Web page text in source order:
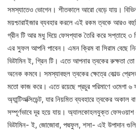
সমস্যাতেও ভোগেন। শীতকালে আরো বেড়ে যায়।
ময়শ্চারাইজার ব্যবহার করলে এই রকম ত্বকে আরও
গ্রীন টি আর মধু দিয়ে ফেসপ্যাক তৈরি করে সপ্তাহে ৩
এর সুফল আপনি পাবেন। এমন ক্রিম বা সিরাম বেছে
ভিটামিন ই, গ্রিন টি। এতে আপনার ত্বকের রুক্ষতা
অনেক কমবে। সমস্যাবহুল ত্বকের ক্ষেত্রে কোল্ড
মতো কাজ করে। এতে রয়েছে প্রচুর পরিমাণে ওমেগা ৬
অ্যান্টিঅক্সিডেন্ট, যার নিয়মিত ব্যবহারে ত্বকের অকাল
সম্পূর্ণভাবে দূর হয়ে যায়। অ্যালকোহলযুক্ত
ভিটামিন- ই, জোজোবা, পদ্মফুল, শসা- এই উপাদান